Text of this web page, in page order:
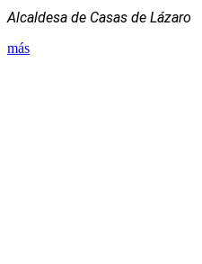
Alcaldesa de Casas de Lázaro
más